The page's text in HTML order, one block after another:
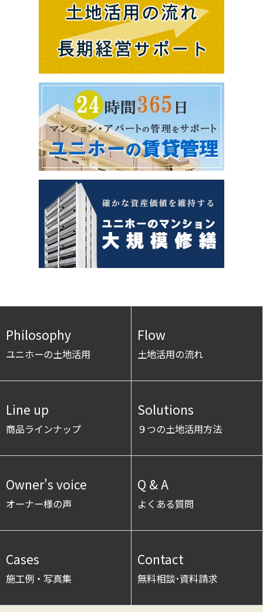
Philosophy
ユニホーの土地活用
Flow
土地活用の流れ
Line up
商品ラインナップ
Solutions
９つの土地活用方法
Owner's voice
オーナー様の声
Q & A
よくある質問
Cases
施工例・写真集
Contact
無料相談･資料請求